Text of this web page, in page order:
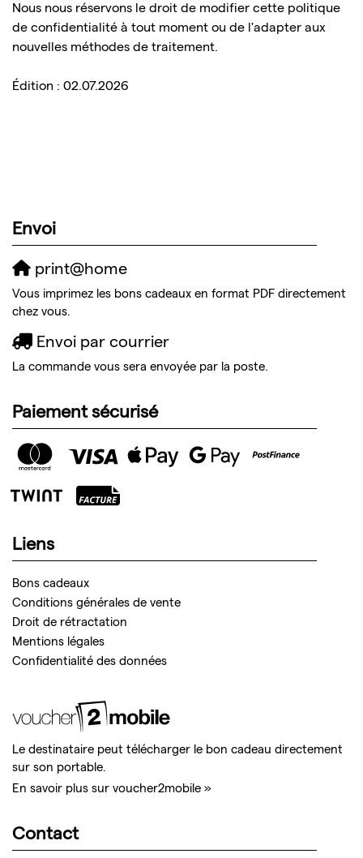
Nous nous réservons le droit de modifier cette politique
de confidentialité à tout moment ou de l'adapter aux
nouvelles méthodes de traitement.
Édition : 02.07.2026
Envoi
print@home
Vous imprimez les bons cadeaux en format PDF directement
chez vous.
Envoi par courrier
La commande vous sera envoyée par la poste.
Paiement sécurisé
Liens
Bons cadeaux
Conditions générales de vente
Droit de rétractation
Mentions légales
Confidentialité des données
Le destinataire peut télécharger le bon cadeau directement
sur son portable.
En savoir plus sur voucher2mobile »
Contact